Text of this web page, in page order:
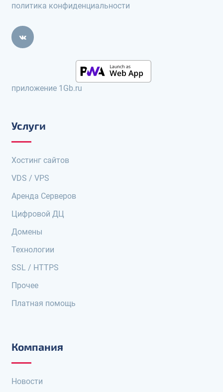
политика конфиденциальности
приложение 1Gb.ru
Услуги
Хостинг сайтов
VDS / VPS
Аренда Серверов
Цифровой ДЦ
Домены
Технологии
SSL / HTTPS
Прочее
Платная помощь
Компания
Новости